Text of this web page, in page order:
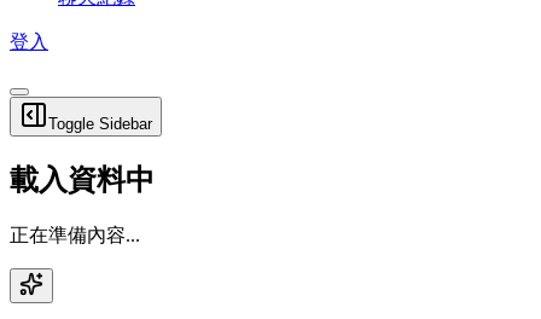
登入
Toggle Sidebar
載入資料中
正在準備內容...